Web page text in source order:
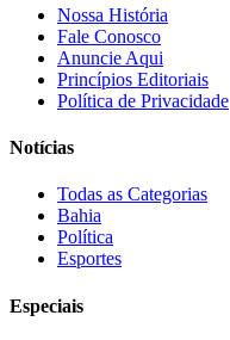
Nossa História
Fale Conosco
Anuncie Aqui
Princípios Editoriais
Política de Privacidade
Notícias
Todas as Categorias
Bahia
Política
Esportes
Especiais